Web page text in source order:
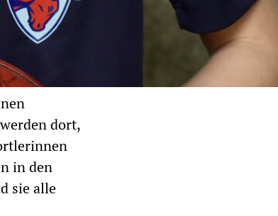
dort,
in den
sie alle